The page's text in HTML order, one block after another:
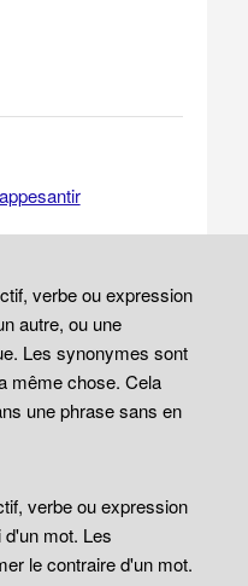
verbe ou expression
autre, ou une
Les synonymes sont
même chose. Cela
une phrase sans en
verbe ou expression
mot. Les
le contraire d'un mot.